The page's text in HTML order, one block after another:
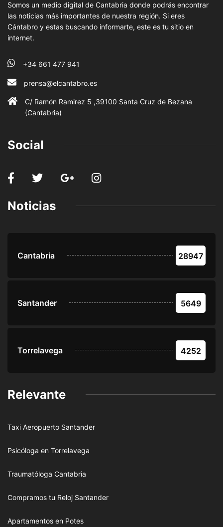
Somos un medio digital de Cantabria donde podrás encontrar
las noticias más importantes de nuestra región. Si eres
Cántabro y estas buscando informarte, este es tu sitio en
internet.
+34 661 477 941
prensa@elcantabro.es
C/ Ramón Ramirez 5 ,39100 Santa Cruz de Bezana
(Cantabria)
Social
Noticias
Cantabria 28947
Santander 5649
Torrelavega 4252
Relevante
Taxi Aeropuerto Santander
Psicóloga en Torrelavega
Traumatóloga Cantabria
Compramos tu Reloj Santander
Apartamentos en Potes